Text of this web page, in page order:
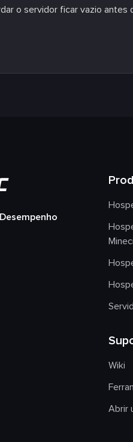
o servidor ficar vazio antes
Wiki
Abrir